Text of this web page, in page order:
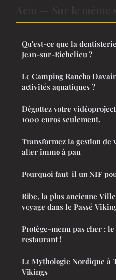
Qu'est-ce que la
Jean-sur-Richelieu ?
Le Camping Rancho
activités aquatiques ?
Dégottez votre
1000 euros seulement.
Transformez la gestion de
alter immo à pau
Pourquoi faut-il un NIF
Ribe, la plus ancienne
voyage dans le Passé
Protège-menu pas cher :
restaurant !
La Mythologie Nordique à
Vikings